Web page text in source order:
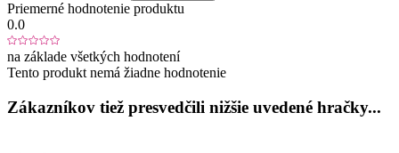
Priemerné hodnotenie produktu
0.0
na základe všetkých hodnotení
Tento produkt nemá žiadne hodnotenie
Zákazníkov tiež presvedčili nižšie uvedené hračky...